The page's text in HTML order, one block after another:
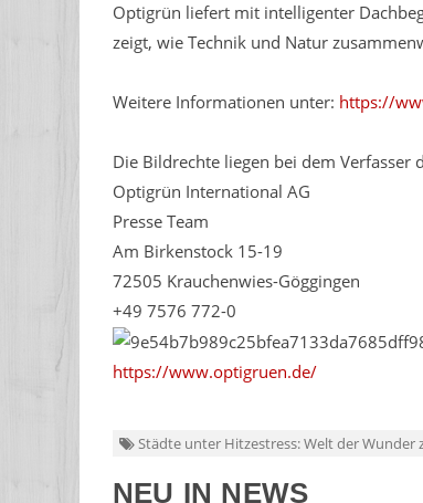
Optigrün liefert mit intelligenter
zeigt, wie Technik und Natur
Weitere Informationen unter: https://
Die Bildrechte liegen bei dem Verfasser
Optigrün International AG
Presse Team
Am Birkenstock 15-19
72505 Krauchenwies-Göggingen
+49 7576 772-0
https://www.optigruen.de/
Städte unter Hitzestress: Welt der
NEU IN NEWS